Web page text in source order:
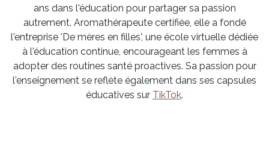
ans dans l'éducation pour partager sa passion
autrement. Aromathérapeute certifiée, elle a fondé
l'entreprise 'De mères en filles', une école virtuelle dédiée
à l'éducation continue, encourageant les femmes à
adopter des routines santé proactives. Sa passion pour
l'enseignement se reflète également dans ses capsules
éducatives sur TikTok.